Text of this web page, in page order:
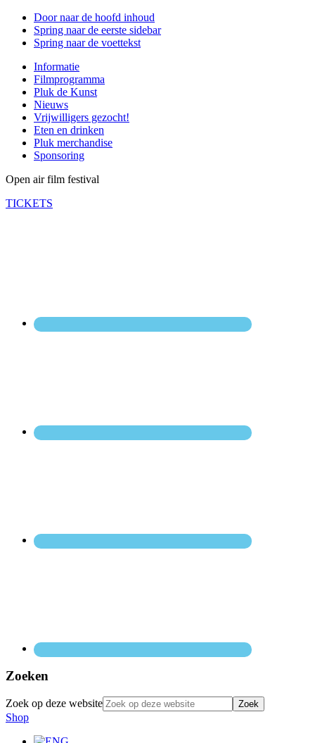
Door naar de hoofd inhoud
Spring naar de eerste sidebar
Spring naar de voettekst
Informatie
Filmprogramma
Pluk de Kunst
Nieuws
Vrijwilligers gezocht!
Eten en drinken
Pluk merchandise
Sponsoring
Open air film festival
TICKETS
Zoeken
Zoek op deze website
Shop